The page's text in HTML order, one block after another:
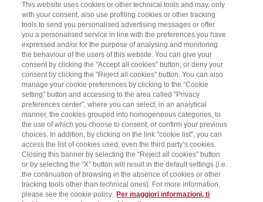
This website uses cookies or other technical tools and may, only
with your consent, also use profiling cookies or other tracking
tools to send you personalised advertising messages or offer
you a personalised service in line with the preferences you have
expressed and/or for the purpose of analysing and monitoring
the behaviour of the users of this website. You can give your
consent by clicking the "Accept all cookies" button, or deny your
consent by clicking the "Reject all cookies" button. You can also
manage your cookie preferences by clicking to the “Cookie
setting” button and accessing to the area called "Privacy
preferences center", where you can select, in an analytical
manner, the cookies grouped into homogeneous categories, to
the use of which you choose to consent, or confirm your previous
choices. In addition, by clicking on the link "cookie list", you can
access the list of cookies used, even the third party’s cookies.
Closing this banner by selecting the "Reject all cookies" button
or by selecting the “X” button will result in the default settings (i.e.
the continuation of browsing in the absence of cookies or other
tracking tools other than technical ones). For more information,
please see the cookie policy. Per maggiori informazioni, ti